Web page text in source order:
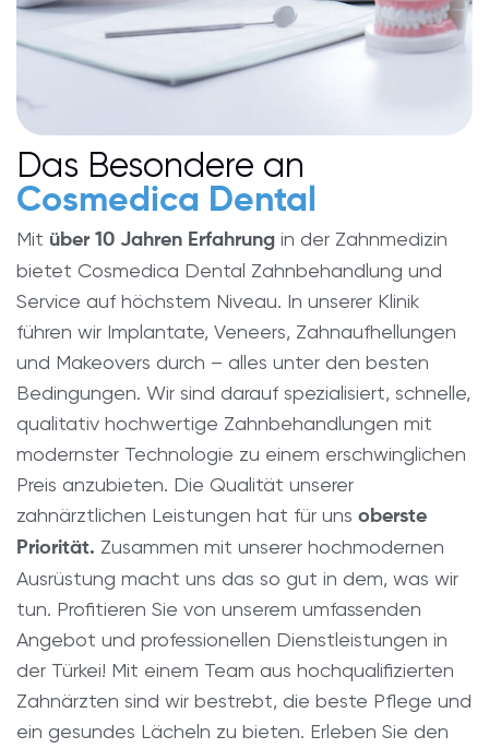
Das Besondere an
Cosmedica Dental
Mit über 10 Jahren Erfahrung in der Zahnmedizin
bietet Cosmedica Dental Zahnbehandlung und
Service auf höchstem Niveau. In unserer Klinik
führen wir Implantate, Veneers, Zahnaufhellungen
und Makeovers durch – alles unter den besten
Bedingungen. Wir sind darauf spezialisiert, schnelle,
qualitativ hochwertige Zahnbehandlungen mit
modernster Technologie zu einem erschwinglichen
Preis anzubieten. Die Qualität unserer
zahnärztlichen Leistungen hat für uns oberste
Priorität. Zusammen mit unserer hochmodernen
Ausrüstung macht uns das so gut in dem, was wir
tun. Profitieren Sie von unserem umfassenden
Angebot und professionellen Dienstleistungen in
der Türkei! Mit einem Team aus hochqualifizierten
Zahnärzten sind wir bestrebt, die beste Pflege und
ein gesundes Lächeln zu bieten. Erleben Sie den